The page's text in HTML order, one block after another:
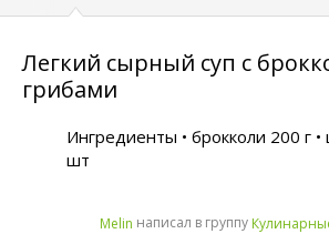
Легкий сырный суп с
грибами
Ингредиенты • брокколи 200 г
шт
Melin написал в группу